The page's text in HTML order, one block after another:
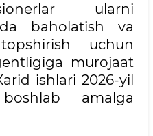
ularni
baholatish va
uchun
murojaat
ishlari 2026-yil
amalga